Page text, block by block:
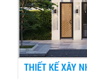
THIẾT KẾ XÂY